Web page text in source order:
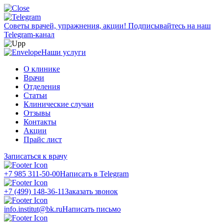
Советы врачей, упражнения, акции! Подписывайтесь на наш
Telegram-канал
Наши услуги
О клинике
Врачи
Отделения
Статьи
Клинические случаи
Отзывы
Контакты
Акции
Прайс лист
Записаться к врачу
+7 985 311-50-00Написать в Telegram
+7 (499) 148-36-11Заказать звонок
info.institut@bk.ruНаписать письмо